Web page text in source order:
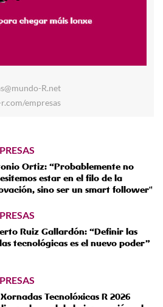
R.net
empresas
Ortiz: “Probablemente no
estar en el filo de la
sino ser un smart follower"
Ruiz Gallardón: “Definir las
tecnológicas es el nuevo poder”
Xornadas Tecnolóxicas R 2026